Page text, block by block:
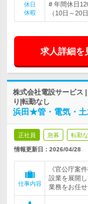
休日
休暇
# 年間休日
（10日～20
求人詳細を
株式会社電設サービス
り|転勤なし
浜田★管・電気・土
正社員 急募 転勤
情報更新日：2026/04/28
仕事内容
《官公庁案
設業を展開
業務をお任せ